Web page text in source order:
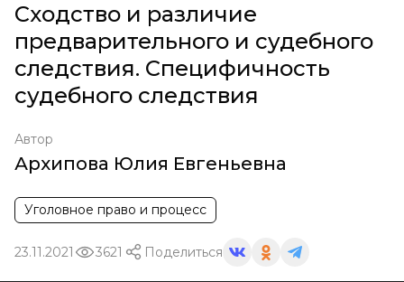
Сходство и различие
предварительного и судебного
следствия. Специфичность
судебного следствия
Автор
Архипова Юлия Евгеньевна
Уголовное право и процесс
23.11.2021 3621 Поделиться